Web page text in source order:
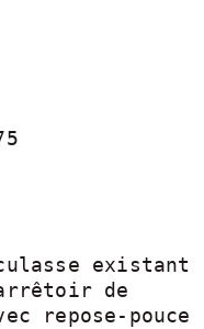
existant
de
repose-pouce